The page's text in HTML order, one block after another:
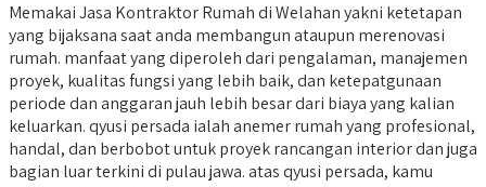
Memakai Jasa Kontraktor Rumah di Welahan yakni ketetapan
yang bijaksana saat anda membangun ataupun merenovasi
rumah. manfaat yang diperoleh dari pengalaman, manajemen
proyek, kualitas fungsi yang lebih baik, dan ketepatgunaan
periode dan anggaran jauh lebih besar dari biaya yang kalian
keluarkan. qyusi persada ialah anemer rumah yang profesional,
handal, dan berbobot untuk proyek rancangan interior dan juga
bagian luar terkini di pulau jawa. atas qyusi persada, kamu